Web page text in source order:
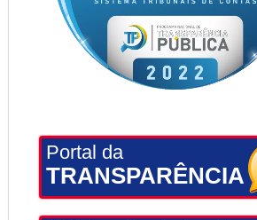
Portal da
TRANSPARÊNCIA